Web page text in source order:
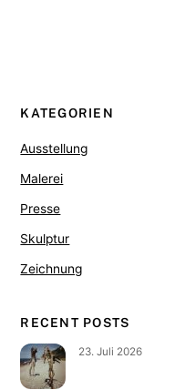
KATEGORIEN
Ausstellung
Malerei
Presse
Skulptur
Zeichnung
RECENT POSTS
23. Juli 2026